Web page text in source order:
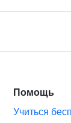
Помощь
Учиться